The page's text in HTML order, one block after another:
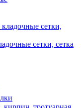
сетки, сетка